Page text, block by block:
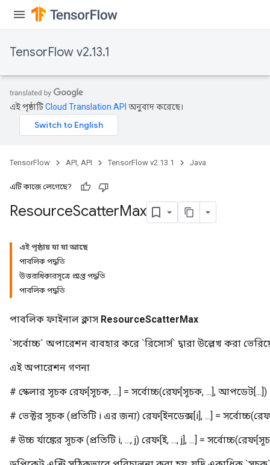
TensorFlow v2.13.1
এই পৃষ্ঠাটিCloud Translation API অনুবাদ করেছে।
TensorFlow API, API TensorFlow v2.13.1 Java
এটি কাজে লেগেছে?
ResourceScatterMax
এই পৃষ্ঠায় যা যা আছে
পাবলিক পদ্ধতি
উত্তরাধিকারসূত্রে প্রাপ্ত পদ্ধতি
পাবলিক পদ্ধতি
পাবলিক ফাইনাল ক্লাস ResourceScatterMax
`সর্বোচ্চ` অপারেশন ব্যবহার করে `রিসোর্স` দ্বারা উল্লেখ করা
এই অপারেশন গণনা
# স্কেলার সূচক রেফ[সূচক, ...] = সর্বোচ্চ(রেফ[সূচক, ...], আপডেট[...])
# ভেক্টর সূচক (প্রতিটি i এর জন্য) রেফ[ইনডেক্স[i], ...] =
# উচ্চ র্যাঙ্কের সূচক (প্রতিটি i, ..., j) রেফ[ই, ..., j], ...] =